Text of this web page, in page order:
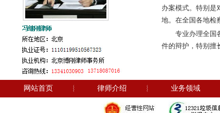
办案模式。特别是
地。在全国各地检
专业办理全国
件的辩护，特别擅
网站首页 ︴ 律师介绍 ︴ 业务领域